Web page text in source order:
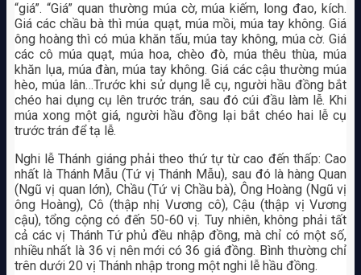
“giá”. “Giá” quan thường múa cờ, múa kiếm, long đao, kích.
Giá các chầu bà thì múa quạt, múa mồi, múa tay không. Giá
ông hoàng thì có múa khăn tấu, múa tay không, múa cờ. Giá
các cô múa quạt, múa hoa, chèo đò, múa thêu thùa, múa
khăn lụa, múa đàn, múa tay không. Giá các cậu thường múa
hèo, múa lân…Trước khi sử dụng lễ cụ, người hầu đồng bắt
chéo hai dụng cụ lên trước trán, sau đó cúi đầu làm lễ. Khi
múa xong một giá, người hầu đồng lại bắt chéo hai lễ cụ
trước trán để tạ lễ.
Nghi lễ Thánh giáng phải theo thứ tự từ cao đến thấp: Cao
nhất là Thánh Mẫu (Tứ vị Thánh Mẫu), sau đó là hàng Quan
(Ngũ vị quan lớn), Chầu (Tứ vị Chầu bà), Ông Hoàng (Ngũ vị
ông Hoàng), Cô (thập nhị Vương cô), Cậu (thập vị Vương
cậu), tổng cộng có đến 50-60 vị. Tuy nhiên, không phải tất
cả các vị Thánh Tứ phủ đều nhập đồng, mà chỉ có một số,
nhiều nhất là 36 vị nên mới có 36 giá đồng. Bình thường chỉ
trên dưới 20 vị Thánh nhập trong một nghi lễ hầu đồng.